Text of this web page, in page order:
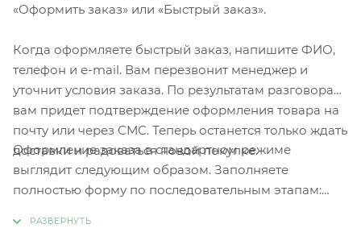
«Оформить заказ» или «Быстрый заказ».
Когда оформляете быстрый заказ, напишите ФИО,
телефон и e-mail. Вам перезвонит менеджер и
уточнит условия заказа. По результатам разговора
вам придет подтверждение оформления товара на
почту или через СМС. Теперь останется только ждать
доставки и радоваться новой покупке.
Оформление заказа в стандартном режиме
выглядит следующим образом. Заполняете
полностью форму по последовательным этапам: